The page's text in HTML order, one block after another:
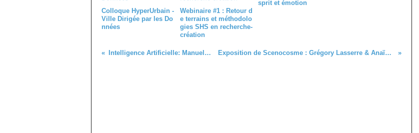
Colloque HyperUrbain -
Ville Dirigée par les Do
nnées
Webinaire #1 : Retour d
e terrains et méthodolo
gies SHS en recherche-
création
sprit et émotion
Intelligence Artificielle: Manuel de survie Exposition de Scenocosme : Grégory Lasserre & Anaïs met den Ancx